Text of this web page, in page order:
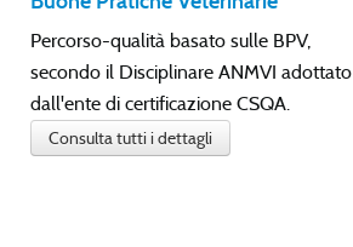
Percorso-qualità basato sulle BPV,
secondo il Disciplinare ANMVI adottato
dall'ente di certificazione CSQA.
Consulta tutti i dettagli